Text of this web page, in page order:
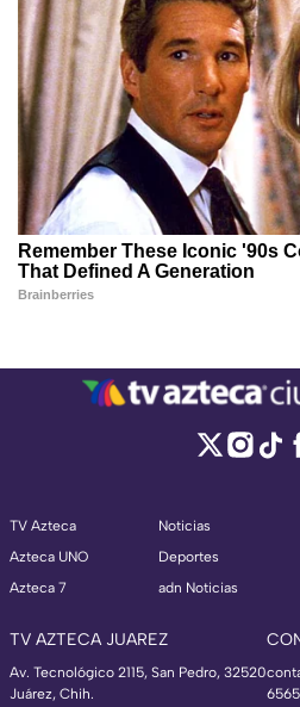
TV Azteca
Azteca UNO
Azteca 7
Noticias
Deportes
adn Noticias
TV AZTECA JUAREZ
Av. Tecnológico 2115, San Pedro, 32520
Juárez, Chih.